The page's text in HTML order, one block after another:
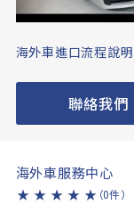
海外車進口流程說明
聯絡我們
海外車服務中心
★ ★ ★ ★ ★ （0件）